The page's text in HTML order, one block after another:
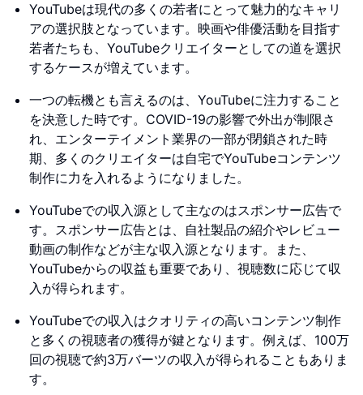
YouTubeは現代の多くの若者にとって魅力的なキャリ
アの選択肢となっています。映画や俳優活動を目指す
若者たちも、YouTubeクリエイターとしての道を選択
するケースが増えています。
一つの転機とも言えるのは、YouTubeに注力すること
を決意した時です。COVID-19の影響で外出が制限さ
れ、エンターテイメント業界の一部が閉鎖された時
期、多くのクリエイターは自宅でYouTubeコンテンツ
制作に力を入れるようになりました。
YouTubeでの収入源として主なのはスポンサー広告で
す。スポンサー広告とは、自社製品の紹介やレビュー
動画の制作などが主な収入源となります。また、
YouTubeからの収益も重要であり、視聴数に応じて収
入が得られます。
YouTubeでの収入はクオリティの高いコンテンツ制作
と多くの視聴者の獲得が鍵となります。例えば、100万
回の視聴で約3万バーツの収入が得られることもありま
す。